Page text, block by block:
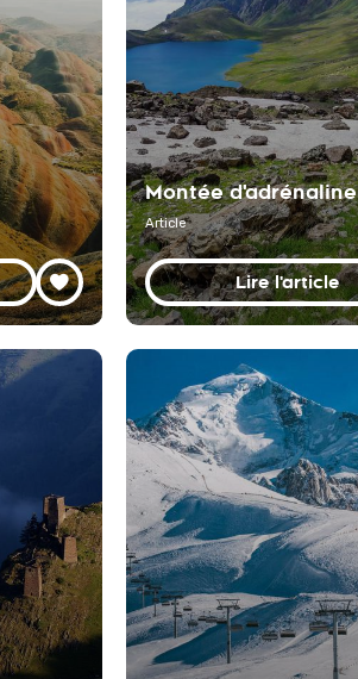
Montée d'adrénaline
Article
Lire l'article